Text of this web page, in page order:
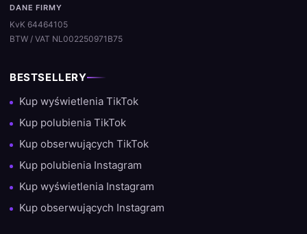
DANE FIRMY
KvK 64464105
BTW / VAT NL002250971B75
BESTSELLERY
Kup wyświetlenia TikTok
Kup polubienia TikTok
Kup obserwujących TikTok
Kup polubienia Instagram
Kup wyświetlenia Instagram
Kup obserwujących Instagram